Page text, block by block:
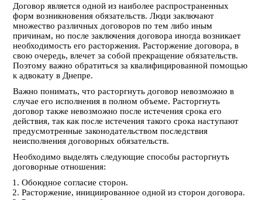
Договор является одной из наиболее распространенных
форм возникновения обязательств. Люди заключают
множество различных договоров по тем либо иным
причинам, но после заключения договора иногда возникает
необходимость его расторжения. Расторжение договора, в
свою очередь, влечет за собой прекращение обязательств.
Поэтому важно обратиться за квалифицированной помощью
к адвокату в Днепре.
Важно понимать, что расторгнуть договор невозможно в
случае его исполнения в полном объеме. Расторгнуть
договор также невозможно после истечения срока его
действия, так как после истечения такого срока наступают
предусмотренные законодательством последствия
неисполнения договорных обязательств.
Необходимо выделять следующие способы расторгнуть
договорные отношения:
Обоюдное согласие сторон.
Расторжение, инициированное одной из сторон договора.